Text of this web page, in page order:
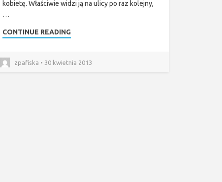
kobietę. Właściwie widzi ją na ulicy po raz kolejny,
…
CONTINUE READING
zpafiska • 30 kwietnia 2013